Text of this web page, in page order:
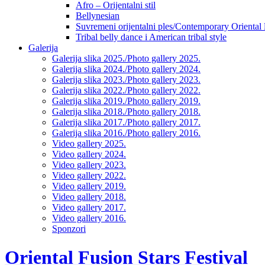
Afro – Orijentalni stil
Bellynesian
Suvremeni orijentalni ples/Contemporary Oriental
Tribal belly dance i American tribal style
Galerija
Galerija slika 2025./Photo gallery 2025.
Galerija slika 2024./Photo gallery 2024.
Galerija slika 2023./Photo gallery 2023.
Galerija slika 2022./Photo gallery 2022.
Galerija slika 2019./Photo gallery 2019.
Galerija slika 2018./Photo gallery 2018.
Galerija slika 2017./Photo gallery 2017.
Galerija slika 2016./Photo gallery 2016.
Video gallery 2025.
Video gallery 2024.
Video gallery 2023.
Video gallery 2022.
Video gallery 2019.
Video gallery 2018.
Video gallery 2017.
Video gallery 2016.
Sponzori
Oriental Fusion Stars Festival